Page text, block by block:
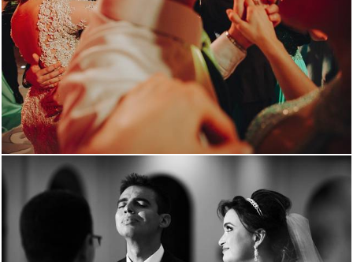
2038 74